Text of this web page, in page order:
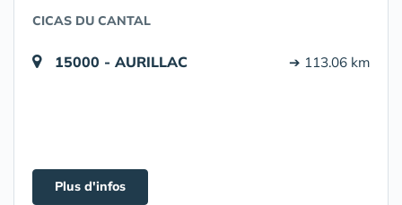
CICAS DU CANTAL
15000 - AURILLAC ➔ 113.06 km
Plus d'infos